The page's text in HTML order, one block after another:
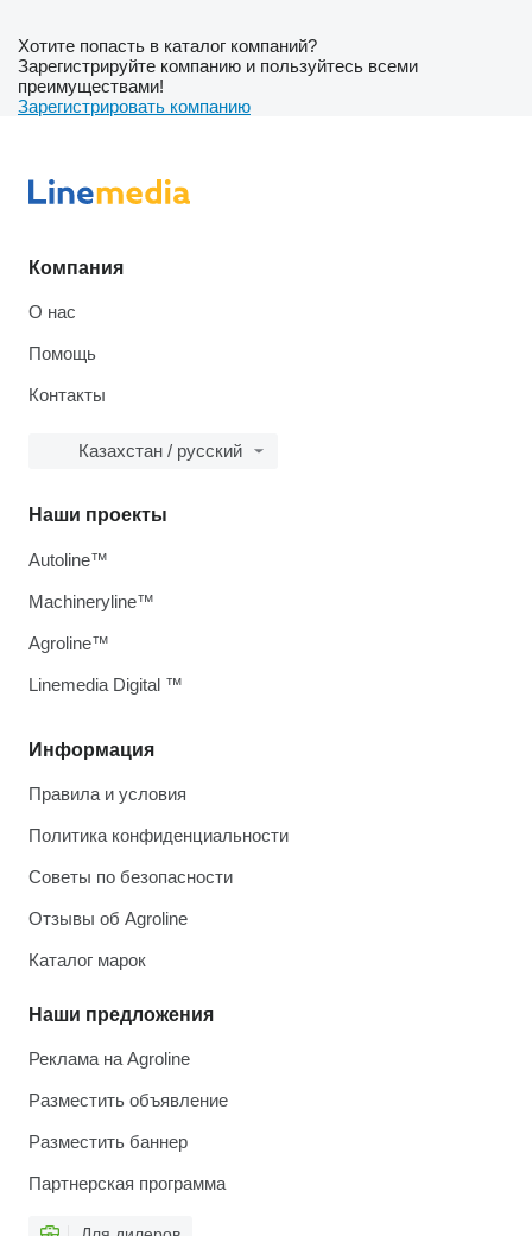
Хотите попасть в каталог компаний?
Зарегистрируйте компанию и пользуйтесь всеми
преимуществами!
Зарегистрировать компанию
Компания
О нас
Помощь
Контакты
Казахстан / русский
Информация
Правила и условия
Политика конфиденциальности
Советы по безопасности
Отзывы об Agroline
Каталог марок
Наши предложения
Реклама на Agroline
Разместить объявление
Разместить баннер
Партнерская программа
Наши проекты
Autoline™
Machineryline™
Agroline™
Linemedia Digital ™